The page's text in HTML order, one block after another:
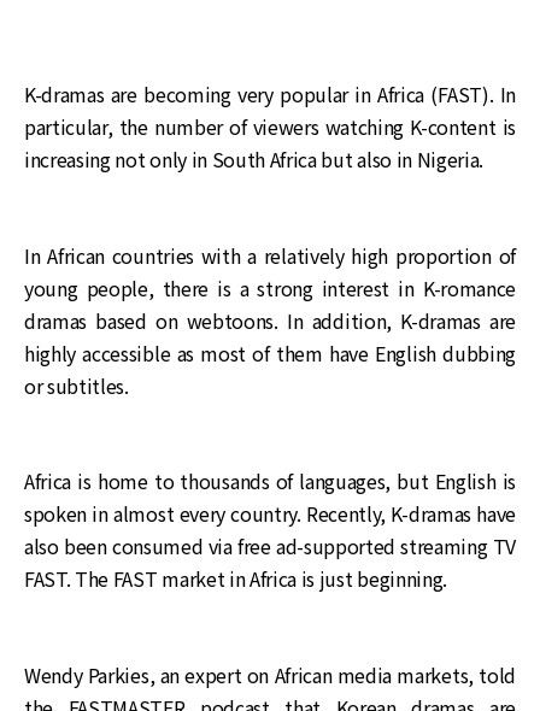
K-dramas are becoming very popular in Africa (FAST). In
particular, the number of viewers watching K-content is
increasing not only in South Africa but also in Nigeria.
In African countries with a relatively high proportion of
young people, there is a strong interest in K-romance
dramas based on webtoons. In addition, K-dramas are
highly accessible as most of them have English dubbing
or subtitles.
Africa is home to thousands of languages, but English is
spoken in almost every country. Recently, K-dramas have
also been consumed via free ad-supported streaming TV
FAST. The FAST market in Africa is just beginning.
Wendy Parkies, an expert on African media markets, told